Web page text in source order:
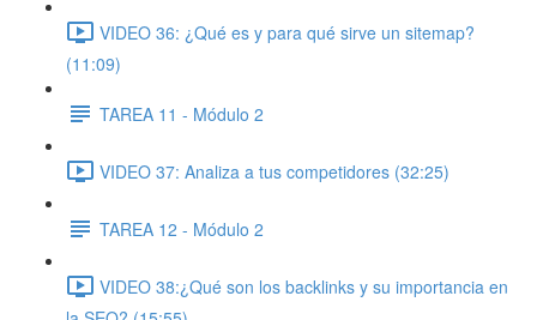
VIDEO 36: ¿Qué es y para qué sirve un sitemap?
(11:09)
TAREA 11 - Módulo 2
VIDEO 37: Analiza a tus competidores (32:25)
TAREA 12 - Módulo 2
VIDEO 38:¿Qué son los backlinks y su importancia en